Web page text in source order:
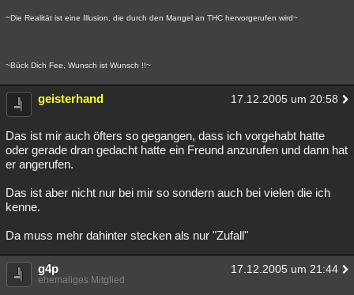
~Die Realität ist eine Illusion, die durch den Mangel an THC hervorgerufen wird~
~Bück Dich Fee, Wunsch ist Wunsch !!~
geisterhand 17.12.2005 um 20:58
Das ist mir auch öfters so gegangen, dass ich vorgehabt hatte
oder gerade dran gedacht hatte ein Freund anzurufen und dann hat
er angerufen.
Das ist aber nicht nur bei mir so sondern auch bei vielen die ich
kenne.
Da muss mehr dahinter stecken als nur "Zufall"
g4p 17.12.2005 um 21:44
ehemaliges Mitglied